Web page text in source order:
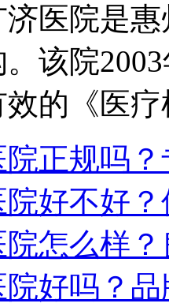
院是惠
该院
效的《医
正规吗？
好不好？
怎么样？
好吗？品